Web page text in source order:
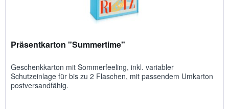
Präsentkarton "Summertime"
Geschenkkarton mit Sommerfeeling, inkl. variabler
Schutzeinlage für bis zu 2 Flaschen, mit passendem Umkarton
postversandfähig.